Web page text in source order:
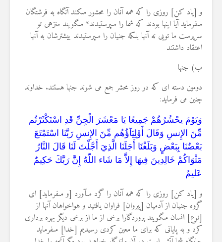
و [ياد كن] روزى را كه همه آنان را محشور مى‏كند آنگاه به فرشتگان
مى‏فرمايد آيا اينها بودند كه شما را مى‏پرستيدند* مى‏گويند منزهى تو
سرپرست ما تويى نه آنها بلكه جنيان را مى‏پرستيدند بيشترشان به آنها
اعتقاد داشتند
ب) جنها
دومین دسته ای که در روز محشر جمع می شوند جنها هستند. خداوند
چنین می فرماید:
وَيَوْمَ يحْشُرُهُمْ جَمِيعًا يَا مَعْشَرَ الْجِنِّ قَدِ اسْتَكْثَرْتُم
مِّنَ الإِنسِ وَقَالَ أَوْلِيَآؤُهُم مِّنَ الإِنسِ رَبَّنَا اسْتَمْتَعَ
بَعْضُنَا بِبَعْضٍ وَبَلَغْنَا أَجَلَنَا الَّذِيَ أَجَّلْتَ لَنَا قَالَ النَّارُ
مَثْوَاكُمْ خَالِدِينَ فِيهَا إِلاَّ مَا شَاء اللّهُ إِنَّ رَبَّكَ حَكِيمٌ
عَليمٌ
و [ياد كن] روزى را كه همه آنان را گرد مى‏آورد [و مى‏فرمايد] اى
گروه جنيان از آدميان [پيروان] فراوان يافتيد و هواخواهان آنها از
[نوع] انسان مى‏گويند پروردگارا برخى از ما از برخى ديگر بهره بردارى
كرد و به پايانى كه براى ما معين كردى رسيديم [خدا] مى‏فرمايد